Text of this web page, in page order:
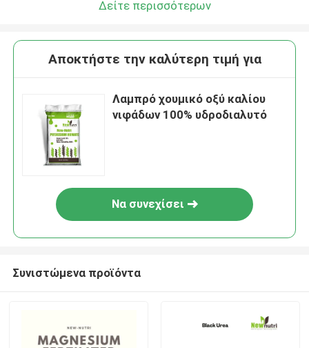
Δείτε περισσότερων
Αποκτήστε την καλύτερη τιμή για
Λαμπρό χουμικό οξύ καλίου
νιφάδων 100% υδροδιαλυτό
Να συνεχίσει
Συνιστώμενα προϊόντα